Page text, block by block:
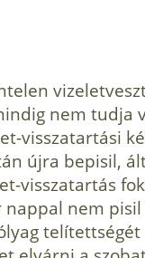
nem tudja
visszatartási
újra bepisil,
visszatartás
nappal nem